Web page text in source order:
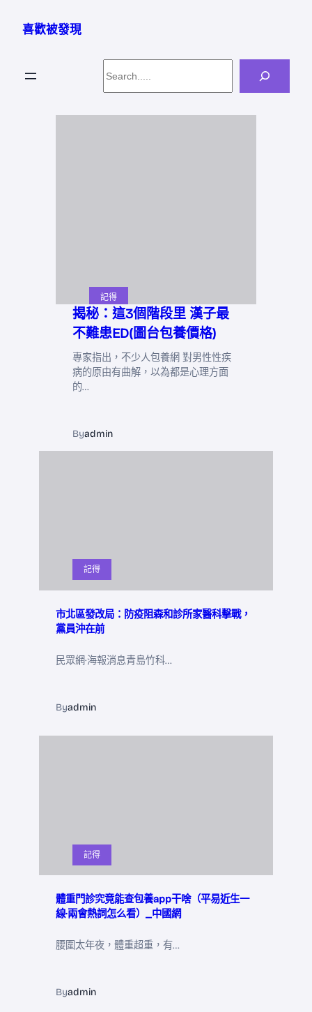
喜歡被發現
記得
揭秘：這3個階段里 漢子最
不難患ED(圖台包養價格)
專家指出，不少人包養網 對男性性疾
病的原由有曲解，以為都是心理方面
的…
Byadmin
記得
市北區發改局：防疫阻森和診所家醫科擊戰，
黨員沖在前
民眾網·海報消息青島竹科…
Byadmin
記得
體重門診究竟能查包養app干啥（平易近生一
線·兩會熱詞怎么看）_中國網
腰圍太年夜，體重超重，有…
Byadmin